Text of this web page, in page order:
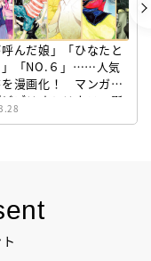
呼んだ娘」「ひなたと
」「NO.６」……人気
を漫画化！ マンガサ
ビブリオシリウス』誕